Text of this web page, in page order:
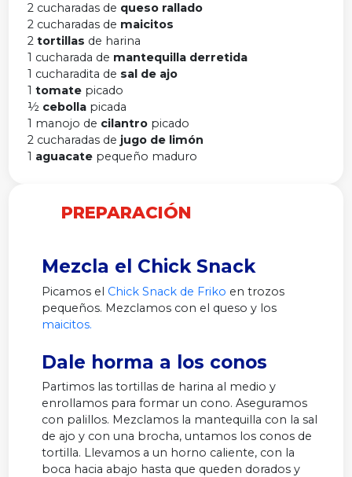
2 cucharadas de queso rallado
2 cucharadas de maicitos
2 tortillas de harina
1 cucharada de mantequilla derretida
1 cucharadita de sal de ajo
1 tomatepicado
½ cebollapicada
1 manojo de cilantropicado
2 cucharadas de jugo de limón
1 aguacatepequeño maduro
PREPARACIÓN
Mezcla el Chick Snack
Picamos el Chick Snack de Friko en trozos
pequeños. Mezclamos con el queso y los
maicitos.
Dale horma a los conos
Partimos las tortillas de harina al medio y
enrollamos para formar un cono. Aseguramos
con palillos. Mezclamos la mantequilla con la sal
de ajo y con una brocha, untamos los conos de
tortilla. Llevamos a un horno caliente, con la
boca hacia abajo hasta que queden dorados y